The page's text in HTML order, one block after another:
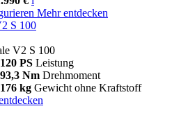
Mehr entdecken
S 100
V2 S 100
120 PS Leistung
93,3 Nm Drehmoment
176 kg Gewicht ohne Kraftstoff